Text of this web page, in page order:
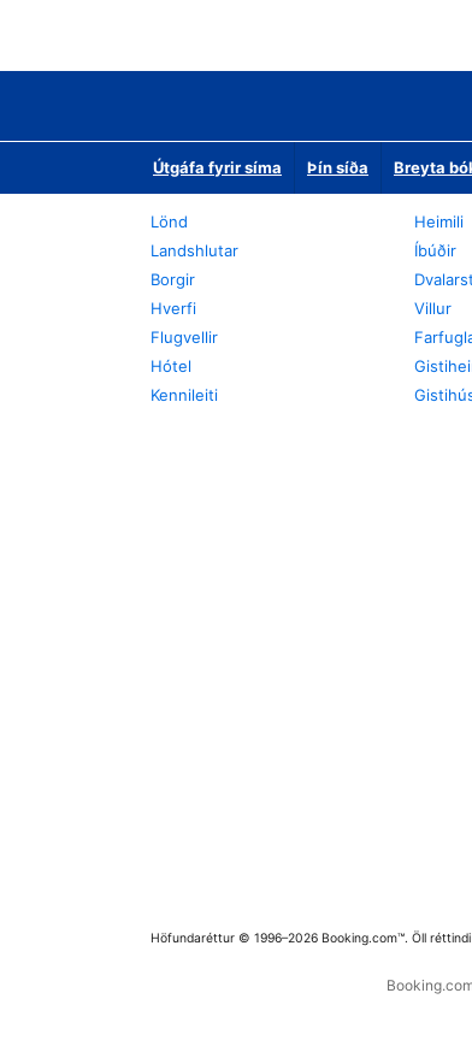
Útgáfa fyrir síma Þín síða Breyta
Lönd
Landshlutar
Borgir
Hverfi
Flugvellir
Hótel
Kennileiti
Heimili
Íbúðir
Villur
Höfundaréttur © 1996–2026 Booking.com™. Öll réttindi